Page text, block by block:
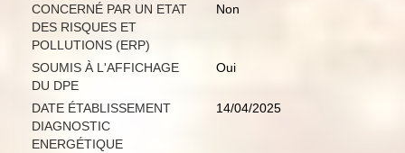
CONCERNÉ PAR UN ETAT
DES RISQUES ET
POLLUTIONS (ERP)
Non
SOUMIS À L'AFFICHAGE
DU DPE
Oui
DATE ÉTABLISSEMENT
DIAGNOSTIC
ENERGÉTIQUE
14/04/2025